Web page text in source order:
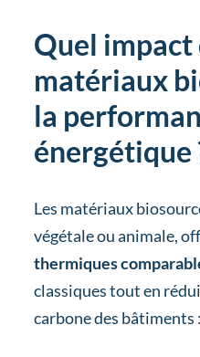
Quel impact
matériaux
la
énergétique
Les matériaux
végétale ou animale,
thermiques
classiques tout en
carbone des bâtiments :